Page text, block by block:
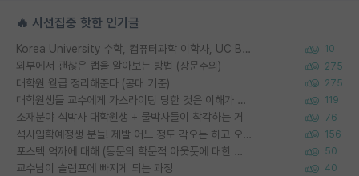
🔥 시선집중 핫한 인기글
Korea University 수학, 컴퓨터과학 이학사, UC Berkeley 산업공학 대학원 공학박사가 되는 것은 쉽지 않겠죠? 10
외부에서 괜찮은 랩을 알아보는 방법 (장문주의) 275
대학원 월급 정리해준다 (공대 기준) 275
대학원생들 교수에게 가스라이팅 당한 것은 이해가 갑니다. 안타깝네요. 119
소재분야 석박사 대학원생 + 물박사들이 착각하는 거 76
석사입학예정생 분들! 제발 어느 정도 각오는 하고 오세요. 156
포스텍 억까에 대해 (동문의 학문적 아웃풋에 대한 반박) 50
교수님이 슬럼프에 빠지게 되는 과정 40